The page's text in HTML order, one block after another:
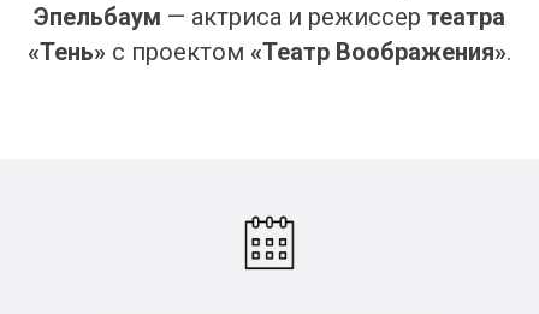
Эпельбаум — актриса и режиссер театра
«Тень» с проектом «Театр Воображения».